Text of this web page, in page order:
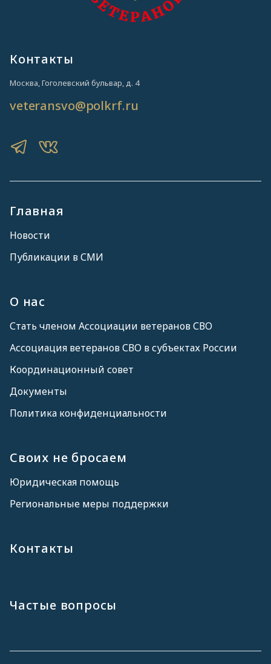
Главная
Новости
Публикации в СМИ
О нас
Стать членом Ассоциации ветеранов СВО
Ассоциация ветеранов СВО в субъектах России
Координационный совет
Документы
Политика конфиденциальности
Своих не бросаем
Юридическая помощь
Региональные меры поддержки
Контакты
Частые вопросы
Контакты
Москва, Гоголевский бульвар, д. 4
veteransvo@polkrf.ru